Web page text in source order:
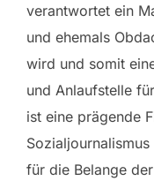
verantwortet ein
und ehemals
wird und somit
und Anlaufstelle
ist eine prägende
für die Belange